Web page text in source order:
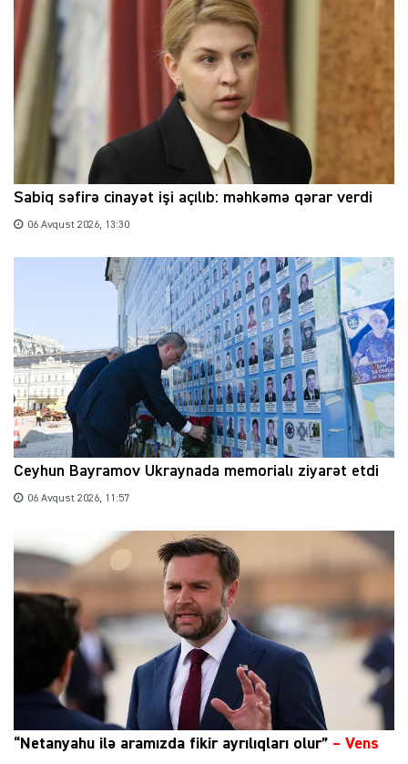
Sabiq səfirə cinayət işi açılıb: məhkəmə qərar verdi
06 Avqust 2026, 13:30
Ceyhun Bayramov Ukraynada memorialı ziyarət etdi
06 Avqust 2026, 11:57
“Netanyahu ilə aramızda fikir ayrılıqları olur” – Vens